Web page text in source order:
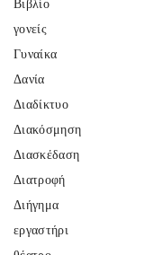
Βιβλίο
γονείς
Γυναίκα
Δανία
Διαδίκτυο
Διακόσμηση
Διασκέδαση
Διατροφή
Διήγημα
εργαστήρι